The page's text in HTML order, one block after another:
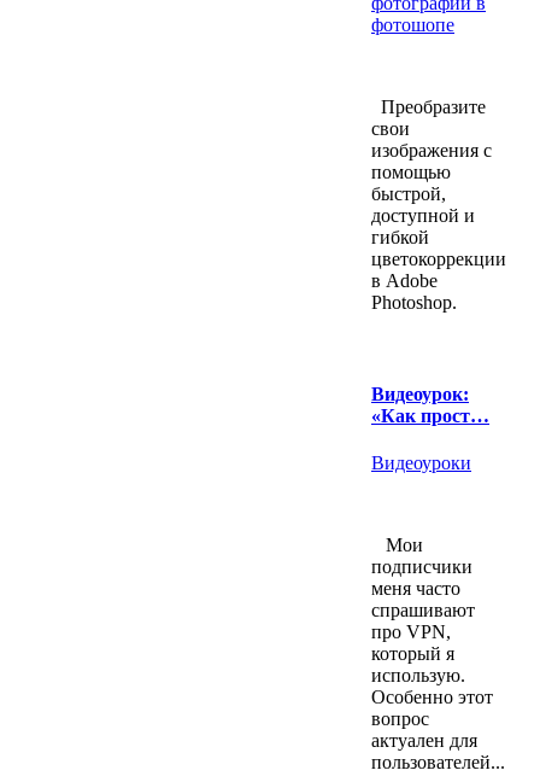
фотошопе
Преобразите
свои
изображения с
помощью
быстрой,
доступной и
гибкой
цветокоррекции
в Adobe
Photoshop.
Видеоурок:
«Как прост…
Видеоуроки
Мои
подписчики
меня часто
спрашивают
про VPN,
который я
использую.
Особенно этот
вопрос
актуален для
пользователей...